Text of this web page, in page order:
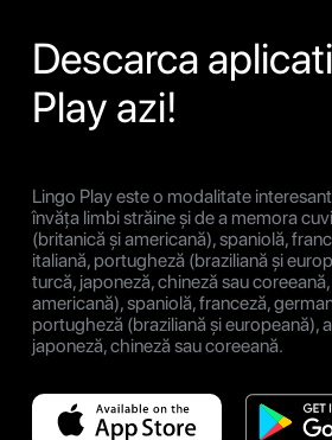
Descarca
Play azi!
Lingo Play este o modalitate
învăța limbi străine și de a memora
(britanică și americană), spaniolă,
italiană, portugheză (braziliană și
turcă, japoneză, chineză sau
americană), spaniolă, franceză,
portugheză (braziliană și europeană),
japoneză, chineză sau coreeană.